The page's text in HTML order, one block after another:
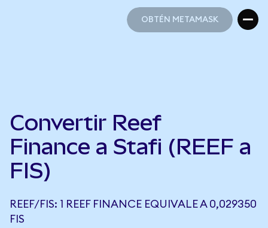
OBTÉN METAMASK
Convertir Reef
Finance a Stafi (REEF a
FIS)
REEF/FIS: 1 REEF FINANCE EQUIVALE A 0,029350
FIS